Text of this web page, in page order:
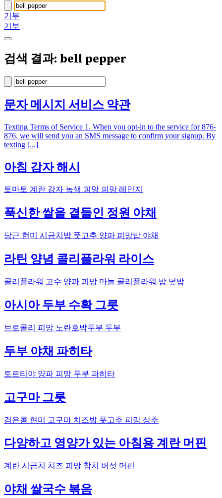
기부
기부
검색 결과: bell pepper
문자 메시지 서비스 약관
Texting Terms of Service 1. When you opt-in to the service for 876-
876, we will send you an SMS message to confirm your signup. By
texting [...]
아침 감자 해시
토마토 계란 감자 녹색 피망 피망 레인지
푹신한 쌀을 곁들인 정원 야채
당근 현미 시금치밥 풋고추 양파 피망밥 야채
라틴 양념 콜리플라워 라이스
콜리플라워 고수 양파 피망 마늘 콜리플라워 밥 덮밥
아시아 두부 수확 그릇
브로콜리 피망 노란호박두부 두부
두부 야채 파히타
토르티야 양파 피망 두부 파히타
고구마 그릇
검은콩 현미 고구마 치즈밥 풋고추 피망 상추
다양하고 영양가 있는 아침용 계란 머핀
계란 시금치 치즈 피망 참치 버섯 머핀
야채 쌀국수 볶음